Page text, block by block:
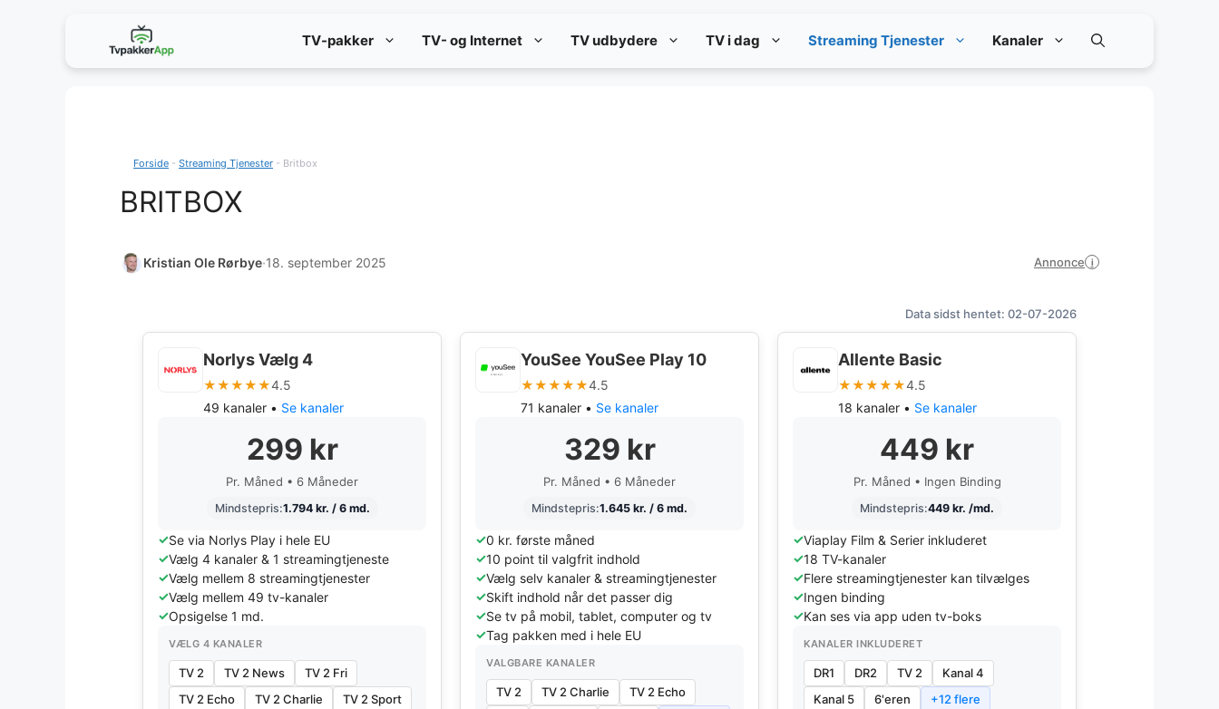
TV-pakker TV- og Internet TV udbydere TV i dag Streaming Tjenester Kanaler
Forside - Streaming Tjenester - Britbox
BRITBOX
Kristian Ole Rørbye·18. september 2025 Annonce i
Data sidst hentet: 02-07-2026
Norlys Vælg 4
★★★★★4.5
49 kanaler • Se kanaler
299 kr
Pr. Måned • 6 Måneder
Mindstepris:1.794 kr. / 6 md.
Se via Norlys Play i hele EU
Vælg 4 kanaler & 1 streamingtjeneste
Vælg mellem 8 streamingtjenester
Vælg mellem 49 tv-kanaler
Opsigelse 1 md.
VÆLG 4 KANALER
TV 2 TV 2 News
TV 2 Fri
TV 2 Echo
TV 2 Charlie
TV 2 Sport
YouSee YouSee Play 10
★★★★★4.5
71 kanaler • Se kanaler
329 kr
Pr. Måned • 6 Måneder
Mindstepris:1.645 kr. / 6 md.
0 kr. første måned
10 point til valgfrit indhold
Vælg selv kanaler & streamingtjenester
Skift indhold når det passer dig
Se tv på mobil, tablet, computer og tv
Tag pakken med i hele EU
VALGBARE KANALER
TV 2 TV 2 Charlie
TV 2 Echo
Allente Basic
★★★★★4.5
18 kanaler • Se kanaler
449 kr
Pr. Måned • Ingen Binding
Mindstepris:449 kr. /md.
Viaplay Film & Serier inkluderet
18 TV-kanaler
Flere streamingtjenester kan tilvælges
Ingen binding
Kan ses via app uden tv-boks
KANALER INKLUDERET
DR1 DR2 TV 2
Kanal 4
Kanal 5
6'eren +12 flere